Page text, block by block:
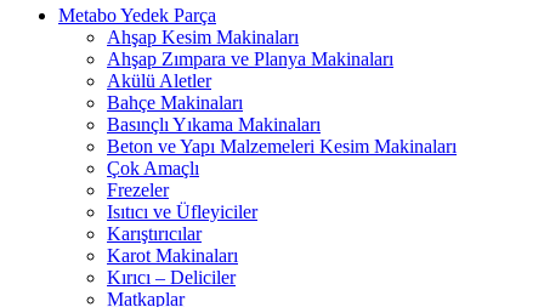
Metabo Yedek Parça
Ahşap Kesim Makinaları
Ahşap Zımpara ve Planya Makinaları
Akülü Aletler
Bahçe Makinaları
Basınçlı Yıkama Makinaları
Beton ve Yapı Malzemeleri Kesim Makinaları
Çok Amaçlı
Frezeler
Isıtıcı ve Üfleyiciler
Karıştırıcılar
Karot Makinaları
Kırıcı – Deliciler
Matkaplar